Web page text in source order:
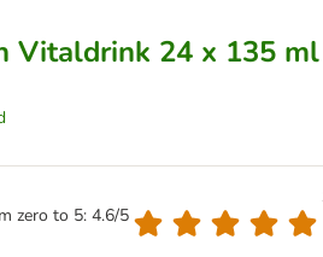
Vitaldrink 24 x 135 ml
zero to 5: 4.6/5